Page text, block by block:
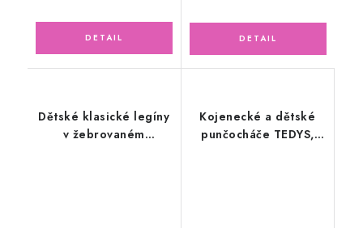
Dětské klasické legíny
v žebrovaném
Kojenecké a dětské
punčocháče TEDYS,